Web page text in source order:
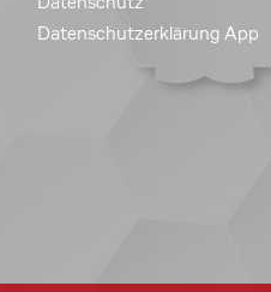
Datenschutzerklärung App